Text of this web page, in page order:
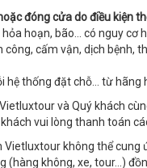
đóng cửa do điều kiện
hỏa hoạn, bão… có nguy cơ
công, cấm vận, dịch bệnh,
hệ thống đặt chỗ… từ hãng
và Quý khách
vui lòng thanh toán
Vietluxtour không thể
(hàng không, xe, tour…)